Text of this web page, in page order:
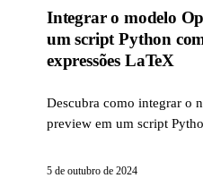
Integrar o modelo
um script Python
expressões LaTeX
Descubra como integrar o
preview em um script
que você interaja com a
5 de outubro de 2024